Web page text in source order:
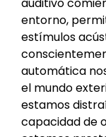
entorno,
estímulos
automática
el mundo
estamos
capacidad de